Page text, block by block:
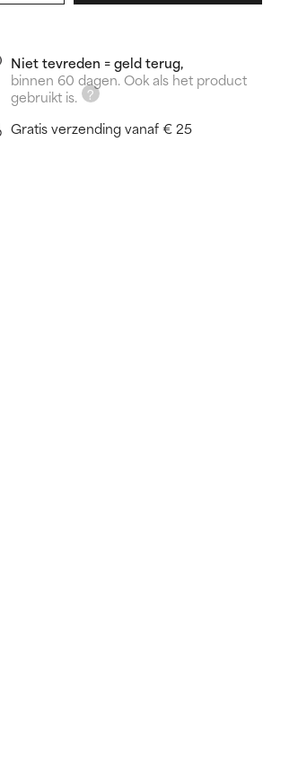
Niet tevreden = geld terug,
binnen 60 dagen. Ook als het product
gebruikt is.
Gratis verzending vanaf € 25